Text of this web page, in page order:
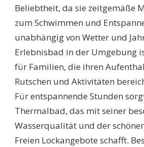
Beliebtheit, da sie zeitgemäße
zum Schwimmen und
unabhängig von Wetter und
Erlebnisbad in der Umgebung
für Familien, die ihren
Rutschen und Aktivitäten
Für entspannende Stunden
Thermalbad, das mit seiner
Wasserqualität und der
Freien Lockangebote schafft.